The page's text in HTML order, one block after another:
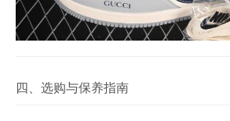
四、选购与保养指南